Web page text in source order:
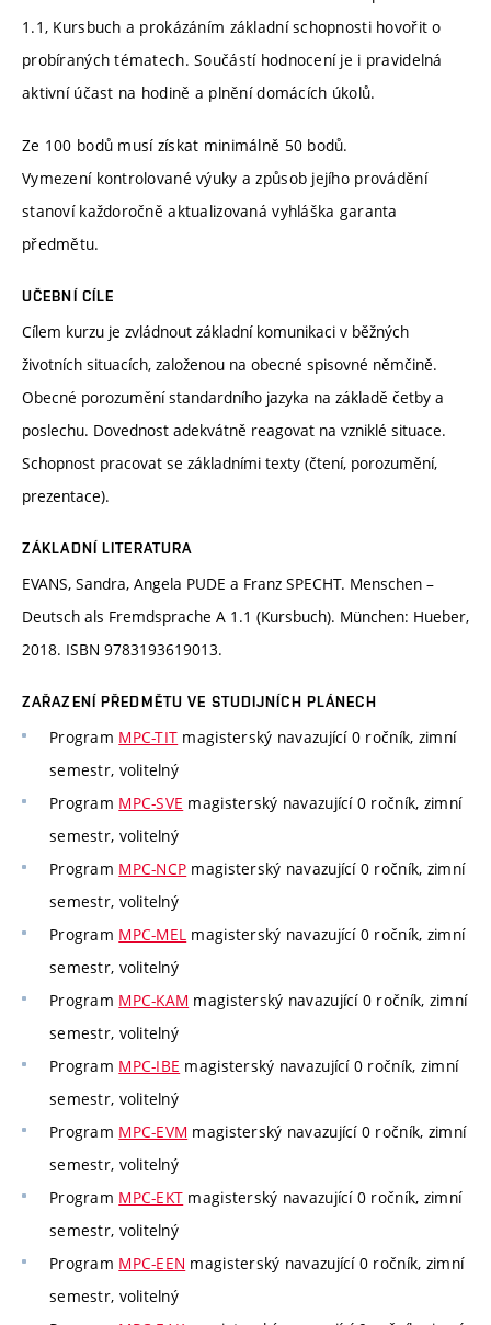
1.1, Kursbuch a prokázáním základní schopnosti hovořit o
probíraných tématech. Součástí hodnocení je i pravidelná
aktivní účast na hodině a plnění domácích úkolů.
Ze 100 bodů musí získat minimálně 50 bodů.
Vymezení kontrolované výuky a způsob jejího provádění
stanoví každoročně aktualizovaná vyhláška garanta
předmětu.
UČEBNÍ CÍLE
Cílem kurzu je zvládnout základní komunikaci v běžných
životních situacích, založenou na obecné spisovné němčině.
Obecné porozumění standardního jazyka na základě četby a
poslechu. Dovednost adekvátně reagovat na vzniklé situace.
Schopnost pracovat se základními texty (čtení, porozumění,
prezentace).
ZÁKLADNÍ LITERATURA
EVANS, Sandra, Angela PUDE a Franz SPECHT. Menschen –
Deutsch als Fremdsprache A 1.1 (Kursbuch). München: Hueber,
2018. ISBN 9783193619013.
ZAŘAZENÍ PŘEDMĚTU VE STUDIJNÍCH PLÁNECH
Program MPC-TIT magisterský navazující 0 ročník, zimní
semestr, volitelný
Program MPC-SVE magisterský navazující 0 ročník, zimní
semestr, volitelný
Program MPC-NCP magisterský navazující 0 ročník, zimní
semestr, volitelný
Program MPC-MEL magisterský navazující 0 ročník, zimní
semestr, volitelný
Program MPC-KAM magisterský navazující 0 ročník, zimní
semestr, volitelný
Program MPC-IBE magisterský navazující 0 ročník, zimní
semestr, volitelný
Program MPC-EVM magisterský navazující 0 ročník, zimní
semestr, volitelný
Program MPC-EKT magisterský navazující 0 ročník, zimní
semestr, volitelný
Program MPC-EEN magisterský navazující 0 ročník, zimní
semestr, volitelný